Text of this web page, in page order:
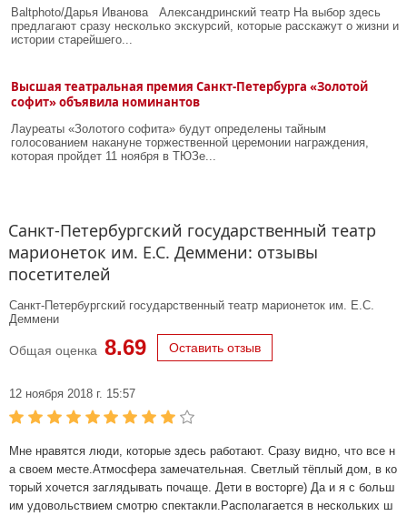
Baltphoto/Дарья Иванова Александринский театр На выбор здесь
предлагают сразу несколько экскурсий, которые расскажут о жизни и
истории старейшего...
Высшая театральная премия Санкт-Петербурга «Золотой
софит» объявила номинантов
Лауреаты «Золотого софита» будут определены тайным
голосованием накануне торжественной церемонии награждения,
которая пройдет 11 ноября в ТЮЗе...
Санкт-Петербургский государственный театр
марионеток им. Е.С. Деммени: отзывы
посетителей
Санкт-Петербургский государственный театр марионеток им. Е.С.
Деммени
Общая оценка 8.69 Оставить отзыв
12 ноября 2018 г. 15:57
Мне нравятся люди, которые здесь работают. Сразу видно, что все н
а своем месте.Атмосфера замечательная. Светлый тёплый дом, в ко
торый хочется заглядывать почаще. Дети в восторге) Да и я с больш
им удовольствием смотрю спектакли.Располагается в нескольких ш